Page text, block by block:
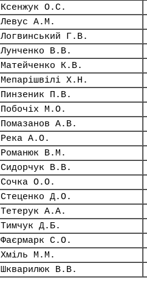
Ксенжук О.С.
Левус А.М.
Логвинський Г.В.
Лунченко В.В.
Матейченко К.В.
Мепарішвілі Х.Н.
Пинзеник П.В.
Побочіх М.О.
Помазанов А.В.
Река А.О.
Романюк В.М.
Сидорчук В.В.
Сочка О.О.
Стеценко Д.О.
Тетерук А.А.
Тимчук Д.Б.
Фаєрмарк С.О.
Хміль М.М.
Шкварилюк В.В.